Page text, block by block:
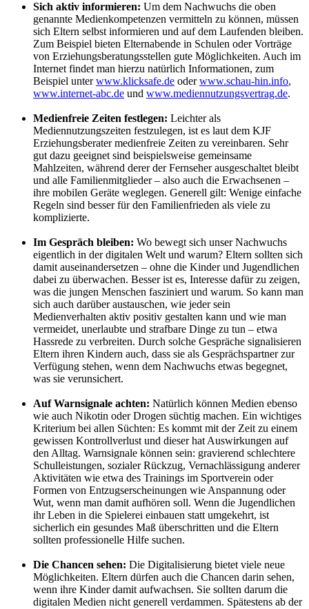
Sich aktiv informieren: Um dem Nachwuchs die oben
genannte Medienkompetenzen vermitteln zu können, müssen
sich Eltern selbst informieren und auf dem Laufenden bleiben.
Zum Beispiel bieten Elternabende in Schulen oder Vorträge
von Erziehungsberatungsstellen gute Möglichkeiten. Auch im
Internet findet man hierzu natürlich Informationen, zum
Beispiel unterwww.klicksafe.de oderwww.schau-hin.info,
www.internet-abc.de und www.mediennutzungsvertrag.de.
Medienfreie Zeiten festlegen: Leichter als
Mediennutzungszeiten festzulegen, ist es laut dem KJF
Erziehungsberater medienfreie Zeiten zu vereinbaren. Sehr
gut dazu geeignet sind beispielsweise gemeinsame
Mahlzeiten, während derer der Fernseher ausgeschaltet bleibt
und alle Familienmitglieder – also auch die Erwachsenen –
ihre mobilen Geräte weglegen. Generell gilt: Wenige einfache
Regeln sind besser für den Familienfrieden als viele zu
komplizierte.
Im Gespräch bleiben: Wo bewegt sich unser Nachwuchs
eigentlich in der digitalen Welt und warum? Eltern sollten sich
damit auseinandersetzen – ohne die Kinder und Jugendlichen
dabei zu überwachen. Besser ist es, Interesse dafür zu zeigen,
was die jungen Menschen fasziniert und warum. So kann man
sich auch darüber austauschen, wie jeder sein
Medienverhalten aktiv positiv gestalten kann und wie man
vermeidet, unerlaubte und strafbare Dinge zu tun – etwa
Hassrede zu verbreiten. Durch solche Gespräche signalisieren
Eltern ihren Kindern auch, dass sie als Gesprächspartner zur
Verfügung stehen, wenn dem Nachwuchs etwas begegnet,
was sie verunsichert.
Auf Warnsignale achten: Natürlich können Medien ebenso
wie auch Nikotin oder Drogen süchtig machen. Ein wichtiges
Kriterium bei allen Süchten: Es kommt mit der Zeit zu einem
gewissen Kontrollverlust und dieser hat Auswirkungen auf
den Alltag. Warnsignale können sein: gravierend schlechtere
Schulleistungen, sozialer Rückzug, Vernachlässigung anderer
Aktivitäten wie etwa des Trainings im Sportverein oder
Formen von Entzugserscheinungen wie Anspannung oder
Wut, wenn man damit aufhören soll. Wenn die Jugendlichen
ihr Leben in die Spielerei einbauen statt umgekehrt, ist
sicherlich ein gesundes Maß überschritten und die Eltern
sollten professionelle Hilfe suchen.
Die Chancen sehen: Die Digitalisierung bietet viele neue
Möglichkeiten. Eltern dürfen auch die Chancen darin sehen,
wenn ihre Kinder damit aufwachsen. Sie sollten darum die
digitalen Medien nicht generell verdammen. Spätestens ab der